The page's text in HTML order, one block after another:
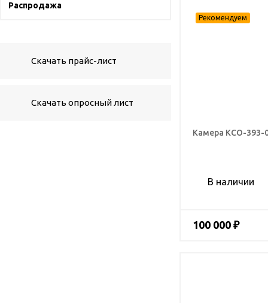
Распродажа
Скачать прайс-лист
Скачать опросный лист
Камера КСО-393-
В наличии
100 000 ₽